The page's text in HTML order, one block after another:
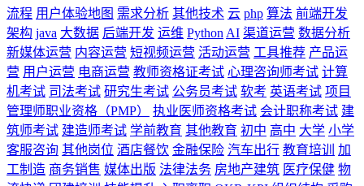
流程 用户体验地图 需求分析 其他技术 云 php 算法 前端开发
架构 java 大数据 后端开发 运维 Python AI 渠道运营 数据分析
新媒体运营 内容运营 短视频运营 活动运营 工具推荐 产品运
营 用户运营 电商运营 教师资格证考试 心理咨询师考试 计算
机考试 司法考试 研究生考试 公务员考试 软考 英语考试 项目
管理师职业资格（PMP）
执业医师资格考试 会计职称考试 建
筑师考试 建造师考试 学前教育 其他教育 初中 高中 大学 小学
客服咨询 其他岗位 酒店餐饮 金融保险 汽车出行 教育培训
加
工制造 商务销售 媒体出版 法律法务 房地产建筑 医疗保健 物